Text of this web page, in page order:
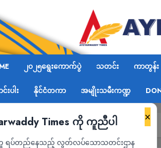
၂၀၂၅ရွေးကောက်ပွဲ သတင်း ကာတွန်း
းပါး နိုင်ငံတကာ အမျိုးသမီးကဏ္ဍ
×
Times ကို ကူညီပါ
ရပ်တည်နေသည့် လွတ်လပ်သောသတင်းဌာန
သတင်း Page 1,608